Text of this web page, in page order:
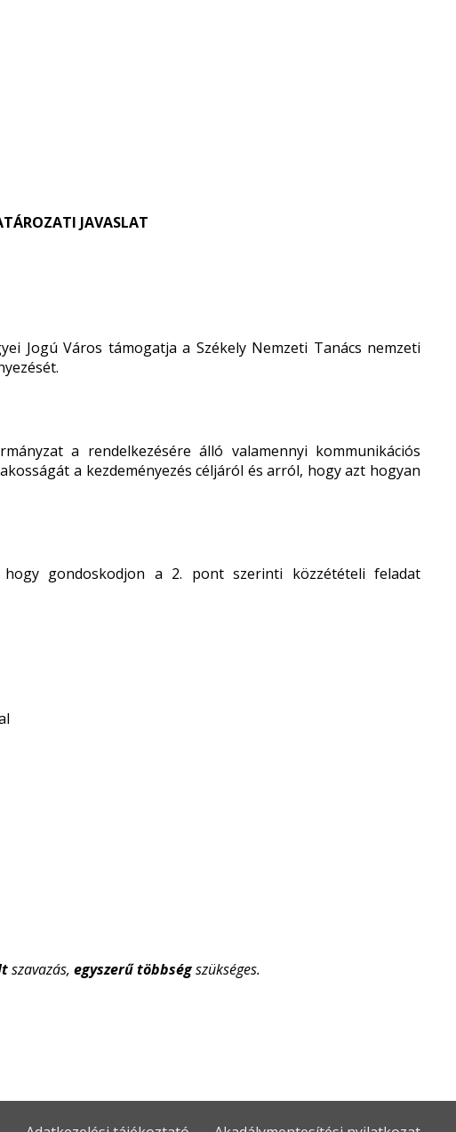
JAVASLAT
Jogú Város támogatja a Székely Nemzeti Tanács nemzeti
a rendelkezésére álló valamennyi kommunikációs
a kezdeményezés céljáról és arról, hogy azt hogyan
gondoskodjon a 2. pont szerinti közzétételi feladat
szavazás, egyszerű többségszükséges.